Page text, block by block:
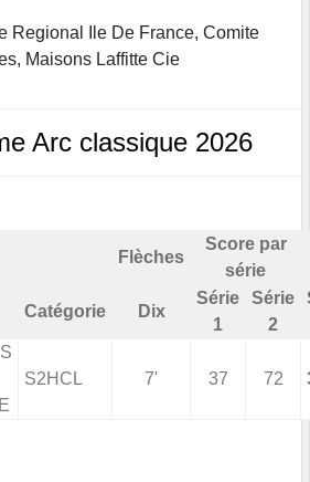
Regional Ile De France, Comite
Maisons Laffitte Cie
Arc classique 2026
Flèches
Score par
série
Catégorie Dix
Série
1
Série
2
S2HCL 7' 37 72